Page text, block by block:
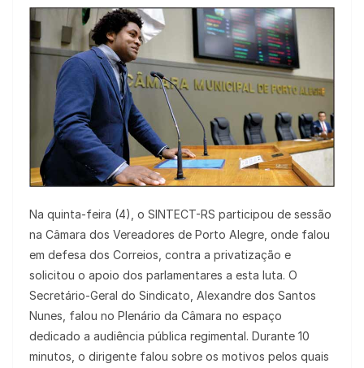
Na quinta-feira (4), o SINTECT-RS participou de sessão
na Câmara dos Vereadores de Porto Alegre, onde falou
em defesa dos Correios, contra a privatização e
solicitou o apoio dos parlamentares a esta luta. O
Secretário-Geral do Sindicato, Alexandre dos Santos
Nunes, falou no Plenário da Câmara no espaço
dedicado a audiência pública regimental. Durante 10
minutos, o dirigente falou sobre os motivos pelos quais